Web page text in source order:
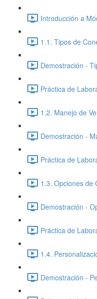
Introducción a
1.1. Tipos de
Demostración -
Práctica de
1.2. Manejo de
Demostración -
Práctica de
1.3. Opciones de
Demostración -
Práctica de
1.4.
Demostración -